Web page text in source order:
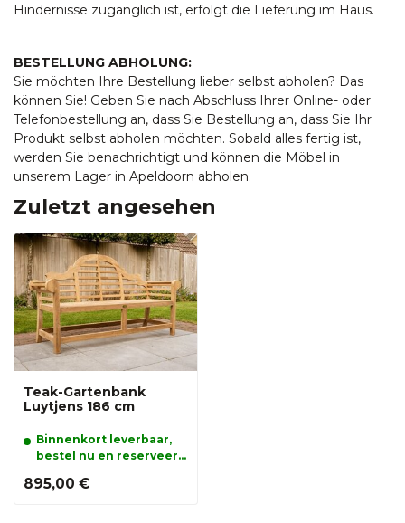
Hindernisse zugänglich ist, erfolgt die Lieferung im Haus.
BESTELLUNG ABHOLUNG:
Sie möchten Ihre Bestellung lieber selbst abholen? Das
können Sie! Geben Sie nach Abschluss Ihrer Online- oder
Telefonbestellung an, dass Sie Bestellung an, dass Sie Ihr
Produkt selbst abholen möchten. Sobald alles fertig ist,
werden Sie benachrichtigt und können die Möbel in
unserem Lager in Apeldoorn abholen.
Zuletzt angesehen
Teak-Gartenbank
Luytjens 186 cm
Binnenkort leverbaar,
bestel nu en reserveer
895,00 €